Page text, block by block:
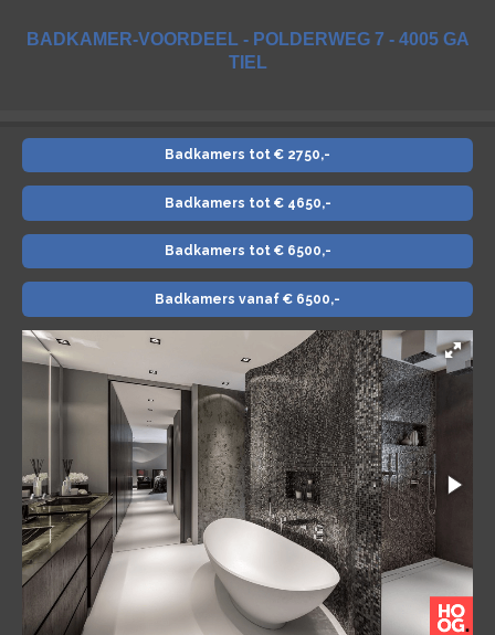
BADKAMER-VOORDEEL - POLDERWEG 7 - 4005 GA
TIEL
Badkamers tot € 2750,-
Badkamers tot € 4650,-
Badkamers tot € 6500,-
Badkamers vanaf € 6500,-